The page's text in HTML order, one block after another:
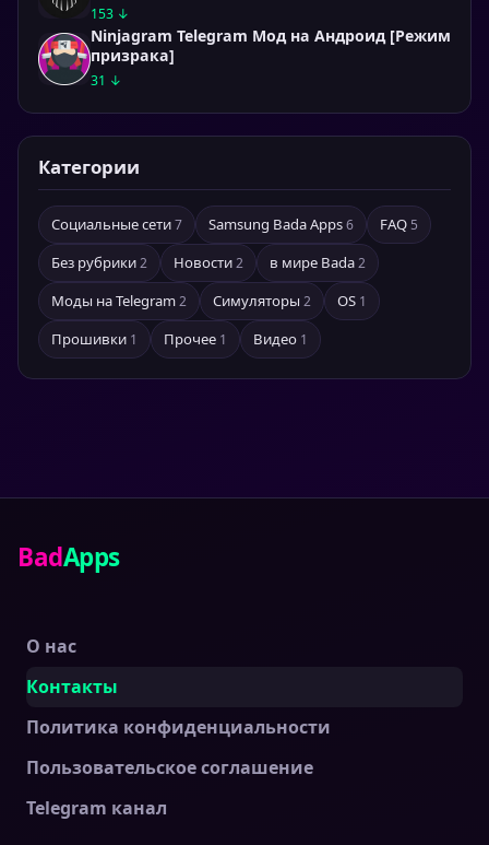
153 ↓
Ninjagram Telegram Мод на Андроид [Режим
призрака]
31 ↓
Категории
Социальные сети7 Samsung Bada Apps6 FAQ 5
Без рубрики2 Новости2 в мире Bada2
Моды на Telegram2 Симуляторы 2 OS 1
Прошивки 1 Прочее 1 Видео 1
BadApps
О нас
Контакты
Политика конфиденциальности
Пользовательское соглашение
Telegram канал